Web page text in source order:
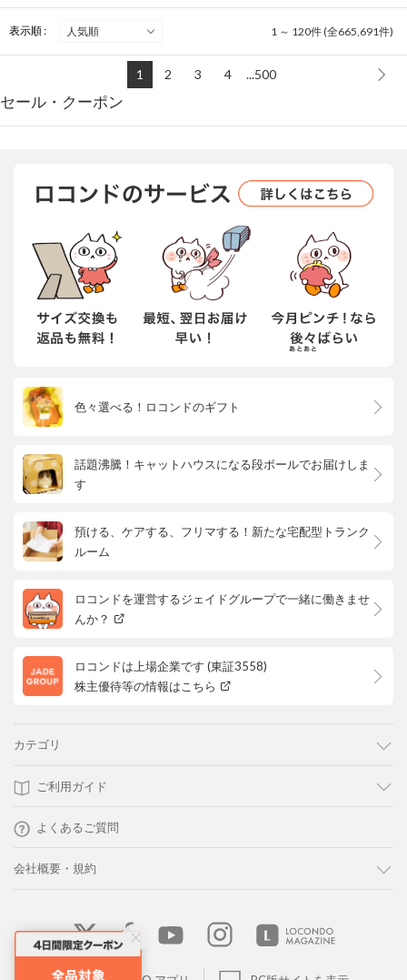
表示順 : 1 ～ 120件 (全665,691件)
1 2 3 4 ...500
セール・クーポン
色々選べる！ロコンドのギフト
話題沸騰！キャットハウスになる段ボールでお届けしま
す
預ける、ケアする、フリマする！新たな宅配型トランク
ルーム
ロコンドを運営するジェイドグループで一緒に働きませ
んか？
ロコンドは上場企業です (東証3558)
株主優待等の情報はこちら
カテゴリ
ご利用ガイド
よくあるご質問
会社概要・規約